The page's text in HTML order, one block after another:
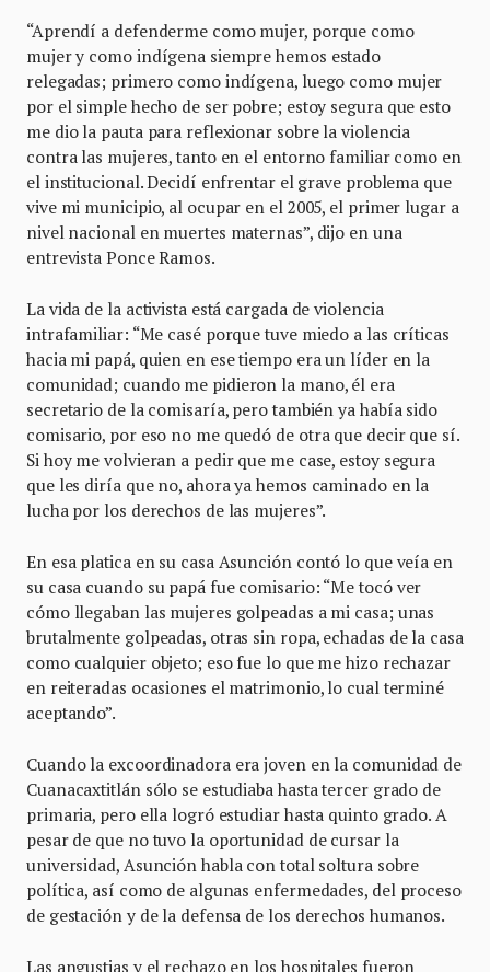
“Aprendí a defenderme como mujer, porque como
mujer y como indígena siempre hemos estado
relegadas; primero como indígena, luego como mujer
por el simple hecho de ser pobre; estoy segura que esto
me dio la pauta para reflexionar sobre la violencia
contra las mujeres, tanto en el entorno familiar como en
el institucional. Decidí enfrentar el grave problema que
vive mi municipio, al ocupar en el 2005, el primer lugar a
nivel nacional en muertes maternas”, dijo en una
entrevista Ponce Ramos.
La vida de la activista está cargada de violencia
intrafamiliar: “Me casé porque tuve miedo a las críticas
hacia mi papá, quien en ese tiempo era un líder en la
comunidad; cuando me pidieron la mano, él era
secretario de la comisaría, pero también ya había sido
comisario, por eso no me quedó de otra que decir que sí.
Si hoy me volvieran a pedir que me case, estoy segura
que les diría que no, ahora ya hemos caminado en la
lucha por los derechos de las mujeres”.
En esa platica en su casa Asunción contó lo que veía en
su casa cuando su papá fue comisario: “Me tocó ver
cómo llegaban las mujeres golpeadas a mi casa; unas
brutalmente golpeadas, otras sin ropa, echadas de la casa
como cualquier objeto; eso fue lo que me hizo rechazar
en reiteradas ocasiones el matrimonio, lo cual terminé
aceptando”.
Cuando la excoordinadora era joven en la comunidad de
Cuanacaxtitlán sólo se estudiaba hasta tercer grado de
primaria, pero ella logró estudiar hasta quinto grado. A
pesar de que no tuvo la oportunidad de cursar la
universidad, Asunción habla con total soltura sobre
política, así como de algunas enfermedades, del proceso
de gestación y de la defensa de los derechos humanos.
Las angustias y el rechazo en los hospitales fueron